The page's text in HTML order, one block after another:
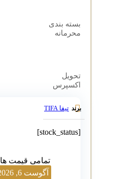
بسته بندی
محرمانه
تحویل
اکسپرس
تیفا TIFA
تمامی قیمت ها در
آگوست 6, 2026